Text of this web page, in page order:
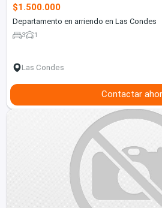
$1.500.000
Departamento en arriendo en Las Condes
3 1
Las Condes
Contactar